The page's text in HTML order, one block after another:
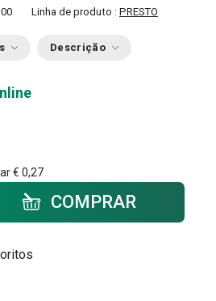
Linha de produto : PRESTO
Descrição
€ 0,27
- quantidadeCOMPRAR